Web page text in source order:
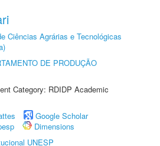
Ciências Agrárias e Tecnológicas
DE PRODUÇÃO
Category: RDIDP Academic
Google Scholar
Dimensions
UNESP